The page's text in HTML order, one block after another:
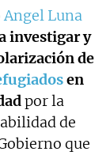
Angel Luna
investigar y
de
en
por la
de
que